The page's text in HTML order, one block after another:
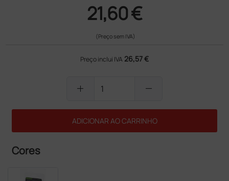
21,60 €
(Preço sem IVA)
Preço inclui IVA 26,57 €
add remove
ADICIONAR AO CARRINHO
Cores